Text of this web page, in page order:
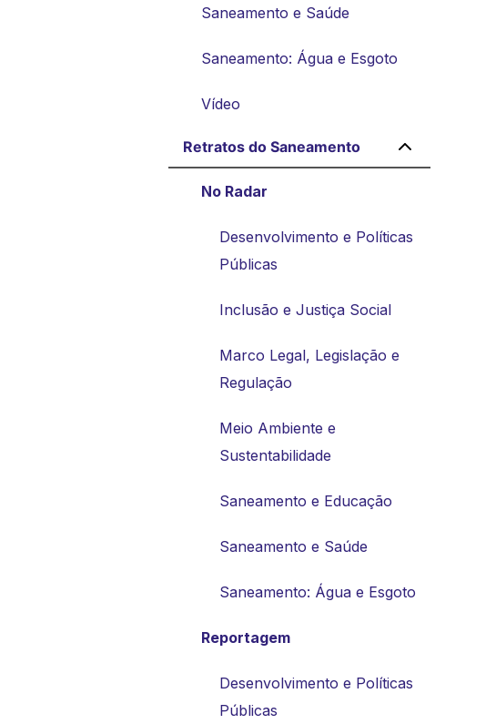
Saneamento e Saúde
Saneamento: Água e Esgoto
Vídeo
Retratos do Saneamento
No Radar
Desenvolvimento e Políticas
Públicas
Inclusão e Justiça Social
Marco Legal, Legislação e
Regulação
Meio Ambiente e
Sustentabilidade
Saneamento e Educação
Saneamento e Saúde
Saneamento: Água e Esgoto
Reportagem
Desenvolvimento e Políticas
Públicas